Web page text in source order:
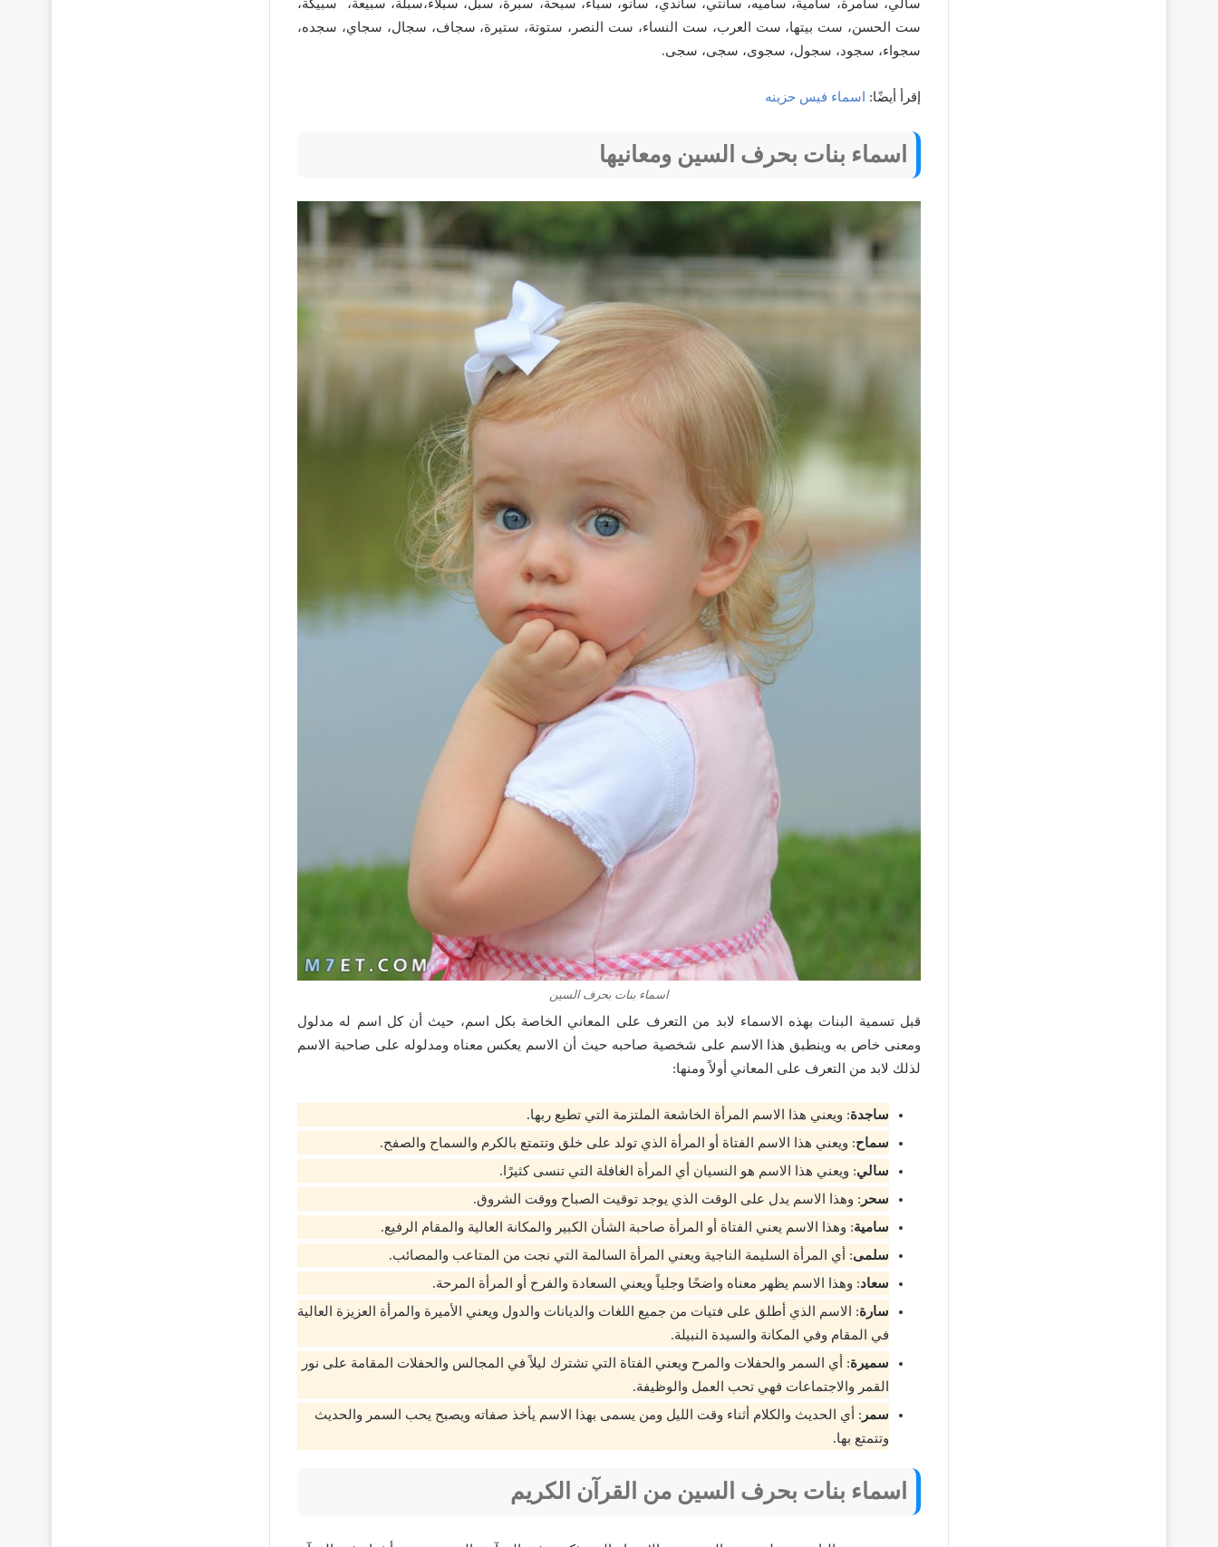
سالي، سامرة، سامية، ساميه، سانتي، ساندي، سانو، سباء، سبحة، سبرة، سبل، سبلاء،سبلة، سبيعة، سبيكة،
ست الحسن، ست بيتها، ست العرب، ست النساء، ست النصر، ستوتة، ستيرة، سجاف، سجال، سجاي، سجده،
سجواء، سجود، سجول، سجوى، سجى، سجى.
إقرأ أيضًا: اسماء فيس حزينه
اسماء بنات بحرف السين ومعانيها
اسماء بنات بحرف السين
قبل تسمية البنات بهذه الاسماء لابد من التعرف على المعاني الخاصة بكل اسم، حيث أن كل اسم له مدلول
ومعنى خاص به وينطبق هذا الاسم على شخصية صاحبه حيث أن الاسم يعكس معناه ومدلوله على صاحبة الاسم
لذلك لابد من التعرف على المعاني أولاً ومنها:
ساجدة: ويعني هذا الاسم المرأة الخاشعة الملتزمة التي تطيع ربها.
سماح: ويعني هذا الاسم الفتاة أو المرأة الذي تولد على خلق وتتمتع بالكرم والسماح والصفح.
سالي: ويعني هذا الاسم هو النسيان أي المرأة الغافلة التي تنسى كثيرًا.
سحر : وهذا الاسم يدل على الوقت الذي يوجد توقيت الصباح ووقت الشروق.
سامية: وهذا الاسم يعني الفتاة أو المرأة صاحبة الشأن الكبير والمكانة العالية والمقام الرفيع.
سلمى: أي المرأة السليمة الناجية ويعني المرأة السالمة التي نجت من المتاعب والمصائب.
سعاد: وهذا الاسم يظهر معناه واضحًا وجلياً ويعني السعادة والفرح أو المرأة المرحة.
سارة: الاسم الذي أطلق على فتيات من جميع اللغات والديانات والدول ويعني الأميرة والمرأة العزيزة العالية
في المقام وفي المكانة والسيدة النبيلة.
سميرة: أي السمر والحفلات والمرح ويعني الفتاة التي تشترك ليلاً في المجالس والحفلات المقامة على نور
القمر والاجتماعات فهي تحب العمل والوظيفة.
سمر : أي الحديث والكلام أثناء وقت الليل ومن يسمى بهذا الاسم يأخذ صفاته ويصبح يحب السمر والحديث
وتتمتع بها.
اسماء بنات بحرف السين من القرآن الكريم